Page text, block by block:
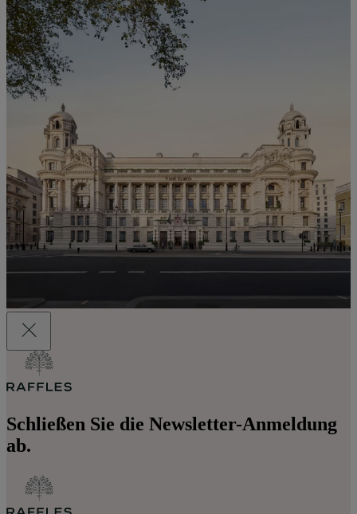
Schließen Sie die Newsletter-Anmeldung
ab.